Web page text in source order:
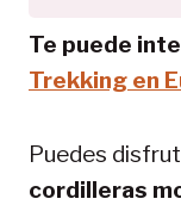
Te puede
Trekking en
Puedes
cordilleras